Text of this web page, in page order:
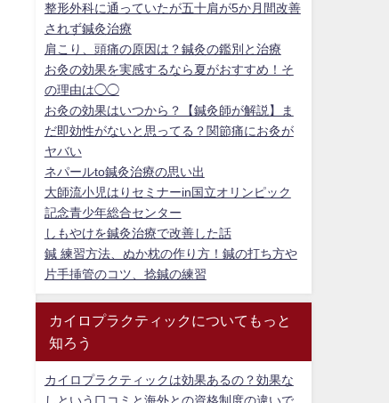
整形外科に通っていたが五十肩が5か月間改善
されず鍼灸治療
肩こり、頭痛の原因は？鍼灸の鑑別と治療
お灸の効果を実感するなら夏がおすすめ！そ
の理由は◯◯
お灸の効果はいつから？【鍼灸師が解説】ま
だ即効性がないと思ってる？関節痛にお灸が
ヤバい
ネパールto鍼灸治療の思い出
大師流小児はりセミナーin国立オリンピック
記念青少年総合センター
しもやけを鍼灸治療で改善した話
鍼 練習方法、ぬか枕の作り方！鍼の打ち方や
片手挿管のコツ、捻鍼の練習
カイロプラクティックについてもっと
知ろう
カイロプラクティックは効果あるの？効果な
しという口コミと海外との資格制度の違いで